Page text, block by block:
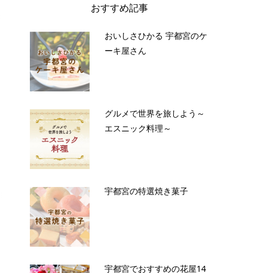
おすすめ記事
おいしさひかる 宇都宮のケ
ーキ屋さん
グルメで世界を旅しよう～
エスニック料理～
宇都宮の特選焼き菓子
宇都宮でおすすめの花屋14